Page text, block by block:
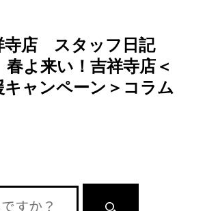
寺店 スタッフ日記
よ来い！吉祥寺店＜
キャンペーン＞コラム